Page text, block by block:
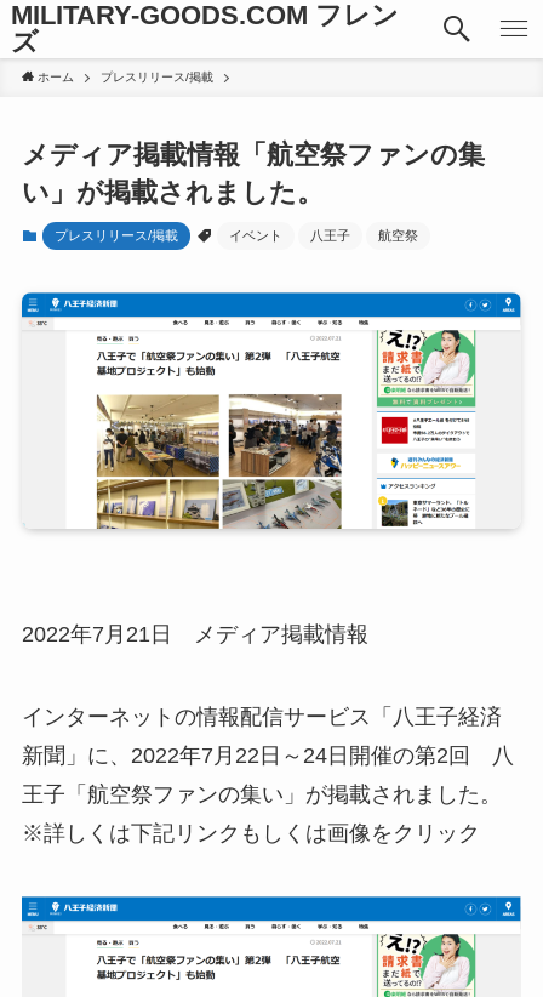
MILITARY-GOODS.COM フレン
ズ
ホーム プレスリリース/掲載
メディア掲載情報「航空祭ファンの集
い」が掲載されました。
プレスリリース/掲載 イベント 八王子 航空祭
2022年7月21日 メディア掲載情報
インターネットの情報配信サービス「八王子経済
新聞」に、2022年7月22日～24日開催の第2回 八
王子「航空祭ファンの集い」が掲載されました。
※詳しくは下記リンクもしくは画像をクリック